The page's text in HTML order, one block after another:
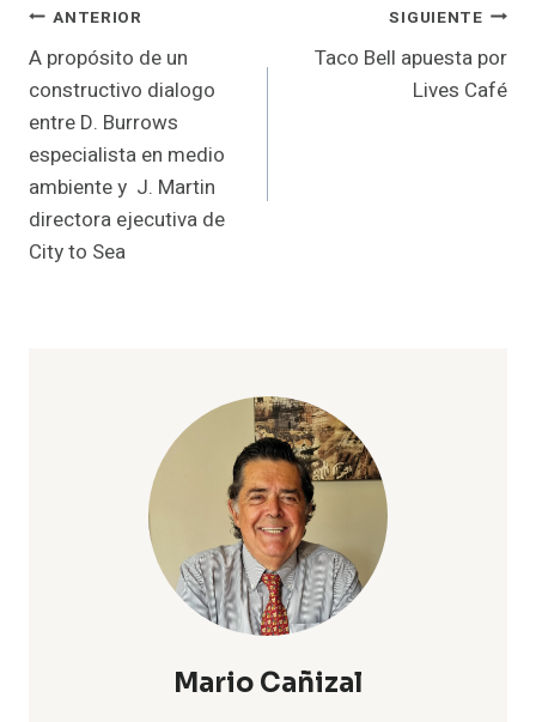
Navegación
de
entradas
ANTERIOR
A propósito de un
constructivo dialogo
entre D. Burrows
especialista en medio
ambiente y J. Martin
directora ejecutiva de
City to Sea
SIGUIENTE
Taco Bell apuesta por
Lives Café
Mario Cañizal